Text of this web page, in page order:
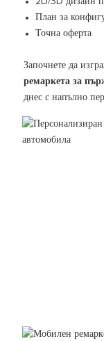
План за
Точна оферта
Започнете да
ремаркета за
днес с напълно